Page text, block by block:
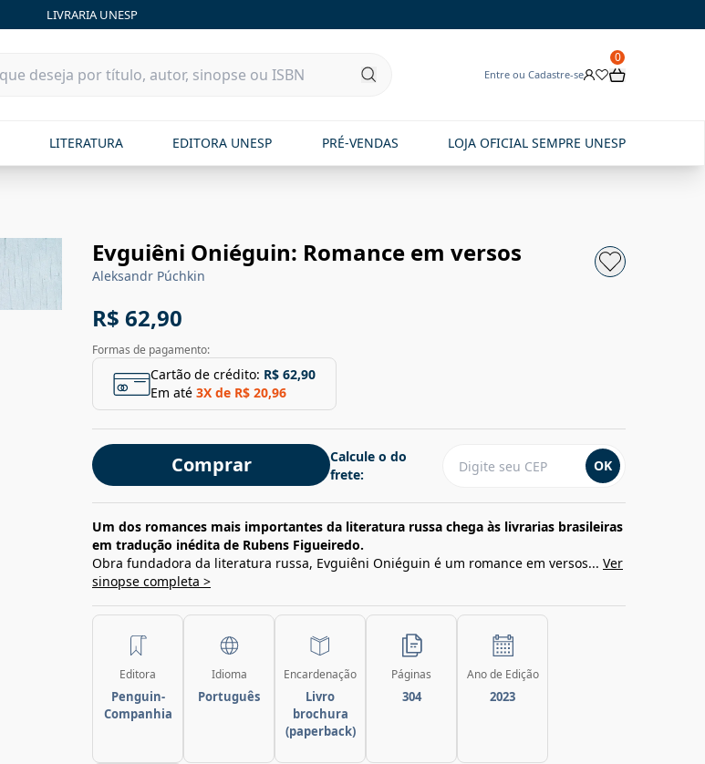
LIVRARIA UNESP
Entre ou Cadastre-se
0
LITERATURA EDITORA UNESP PRÉ-VENDAS LOJA OFICIAL SEMPRE UNESP
Evguiêni Oniéguin: Romance em versos
Aleksandr Púchkin
R$ 62,90
Formas de pagamento:
Cartão de crédito: R$ 62,90
Em até 3X de R$ 20,96
Comprar
Calcule o do
frete:
OK
Um dos romances mais importantes da literatura russa chega às livrarias brasileiras
em tradução inédita de Rubens Figueiredo.
Obra fundadora da literatura russa, Evguiêni Oniéguin é um romance em versos... Ver
sinopse completa >
Editora
Penguin-
Companhia
Idioma
Português
Encardenação
Livro
brochura
(paperback)
Páginas
304
Ano de Edição
2023